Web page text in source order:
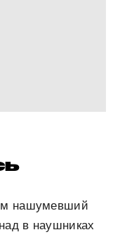
нашумевший
в наушниках